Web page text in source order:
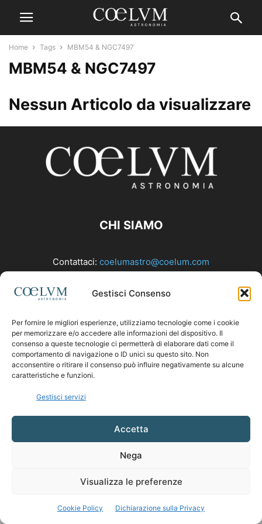
Gestisci Consenso
Per fornire le migliori esperienze, utilizziamo tecnologie come i cookie
per memorizzare e/o accedere alle informazioni del dispositivo. Il
consenso a queste tecnologie ci permetterà di elaborare dati come il
comportamento di navigazione o ID unici su questo sito. Non
acconsentire o ritirare il consenso può influire negativamente su alcune
caratteristiche e funzioni.
Gestisci servizi
Accetta
Nega
Visualizza le preferenze
Cookie Policy Dichiarazione sulla Privacy
Home Tags MBM54 & NGC7497
MBM54 & NGC7497
Nessun Articolo da visualizzare
CHI SIAMO
Contattaci: coelumastro@coelum.com
SEGUICI